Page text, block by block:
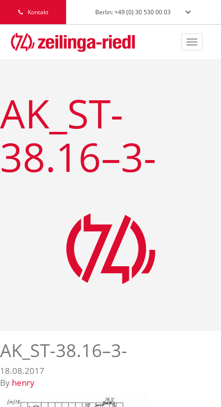
Kontakt Berlin: +49 (0) 30 530 00 03
Toggle
AK_ST-
38.16–3-
AK_ST-38.16–3-
18.08.2017
By henry